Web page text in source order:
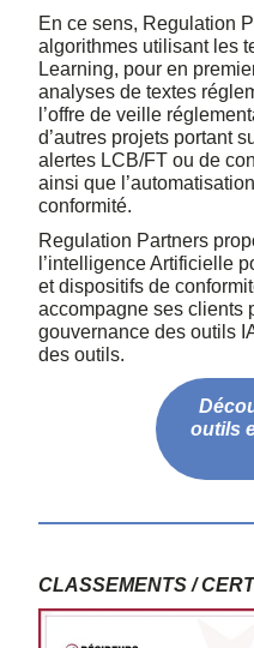
En ce sens, Regulation
algorithmes utilisant les
Learning, pour en
analyses de textes
l’offre de veille
d’autres projets portant
alertes LCB/FT ou de
ainsi que
conformité.
Regulation Partners
l’intelligence Artificielle
et dispositifs de
accompagne ses clients
gouvernance des outils
des outils.
outils
CLASSEMENTS /